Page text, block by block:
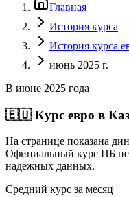
Главная
История курса
История курса
июнь 2025 г.
В июне 2025 года
🇪🇺 Курс евро в
На странице показана
Официальный курс ЦБ не
надежных данных.
Средний курс за месяц